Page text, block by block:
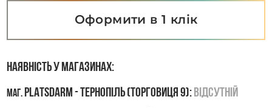
Оформити в 1 клік
Наявність у магазинах:
маг.PLATSDARM - Тернопіль (Торговиця 9):Відсутній